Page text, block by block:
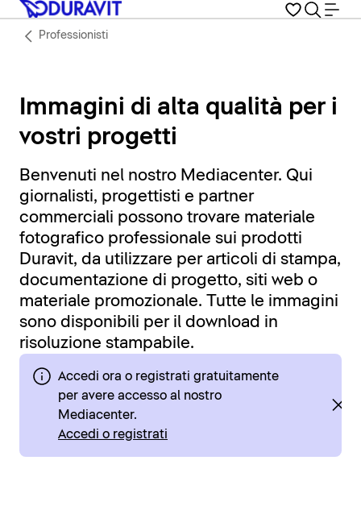
Professionisti
Immagini di alta qualità per i
vostri progetti
Benvenuti nel nostro Mediacenter. Qui
giornalisti, progettisti e partner
commerciali possono trovare materiale
fotografico professionale sui prodotti
Duravit, da utilizzare per articoli di stampa,
documentazione di progetto, siti web o
materiale promozionale. Tutte le immagini
sono disponibili per il download in
risoluzione stampabile.
Accedi ora o registrati gratuitamente
per avere accesso al nostro
Mediacenter.
Accedi o registrati